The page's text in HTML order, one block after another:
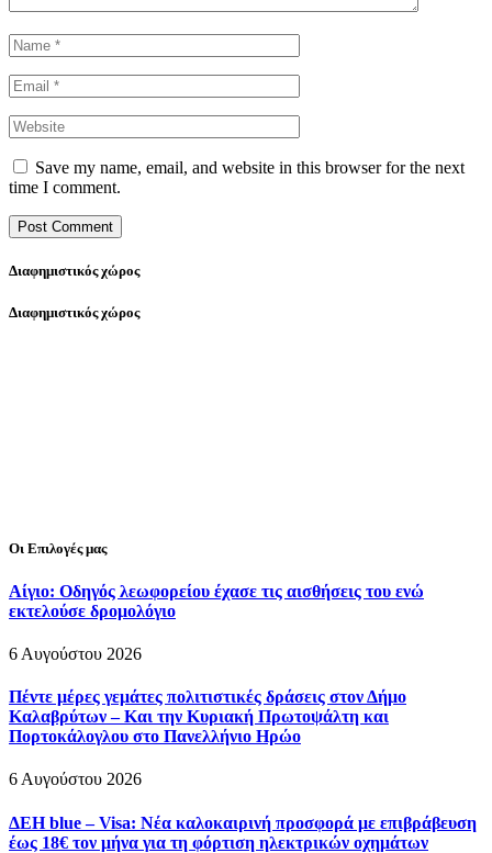
Save my name, email, and website in this browser for the next
time I comment.
Διαφημιστικός χώρος
Διαφημιστικός χώρος
Οι Επιλογές μας
Αίγιο: Οδηγός λεωφορείου έχασε τις αισθήσεις του ενώ
εκτελούσε δρομολόγιο
6 Αυγούστου 2026
Πέντε μέρες γεμάτες πολιτιστικές δράσεις στον Δήμο
Καλαβρύτων – Και την Κυριακή Πρωτοψάλτη και
Πορτοκάλογλου στο Πανελλήνιο Ηρώο
6 Αυγούστου 2026
ΔΕΗ blue – Visa: Νέα καλοκαιρινή προσφορά με επιβράβευση
έως 18€ τον μήνα για τη φόρτιση ηλεκτρικών οχημάτων